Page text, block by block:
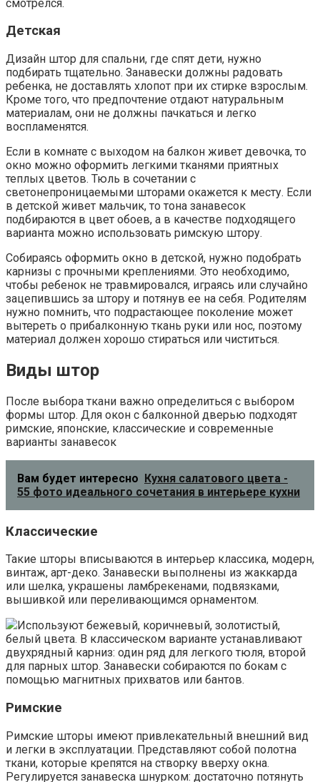
смотрелся.
Детская
Дизайн штор для спальни, где спят дети, нужно
подбирать тщательно. Занавески должны радовать
ребенка, не доставлять хлопот при их стирке взрослым.
Кроме того, что предпочтение отдают натуральным
материалам, они не должны пачкаться и легко
воспламенятся.
Если в комнате с выходом на балкон живет девочка, то
окно можно оформить легкими тканями приятных
теплых цветов. Тюль в сочетании с
светонепроницаемыми шторами окажется к месту. Если
в детской живет мальчик, то тона занавесок
подбираются в цвет обоев, а в качестве подходящего
варианта можно использовать римскую штору.
Собираясь оформить окно в детской, нужно подобрать
карнизы с прочными креплениями. Это необходимо,
чтобы ребенок не травмировался, играясь или случайно
зацепившись за штору и потянув ее на себя. Родителям
нужно помнить, что подрастающее поколение может
вытереть о прибалконную ткань руки или нос, поэтому
материал должен хорошо стираться или чиститься.
Виды штор
После выбора ткани важно определиться с выбором
формы штор. Для окон с балконной дверью подходят
римские, японские, классические и современные
варианты занавесок
Вам будет интересно Кухня салатового цвета -
55 фото идеального сочетания в интерьере кухни
Классические
Такие шторы вписываются в интерьер классика, модерн,
винтаж, арт-деко. Занавески выполнены из жаккарда
или шелка, украшены ламбрекенами, подвязками,
вышивкой или переливающимся орнаментом.
Используют бежевый, коричневый, золотистый,
белый цвета. В классическом варианте устанавливают
двухрядный карниз: один ряд для легкого тюля, второй
для парных штор. Занавески собираются по бокам с
помощью магнитных прихватов или бантов.
Римские
Римские шторы имеют привлекательный внешний вид
и легки в эксплуатации. Представляют собой полотна
ткани, которые крепятся на створку вверху окна.
Регулируется занавеска шнурком: достаточно потянуть